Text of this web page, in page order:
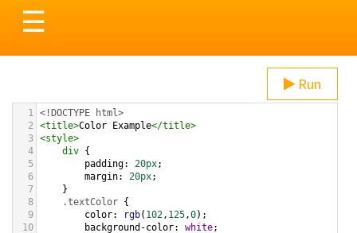
Toggle
navigation
☰
Run
1 <!DOCTYPE html>
2
<title>Color Example</title>
3 <style>
4
div {
5
padding: 20px;
6
margin: 20px;
7
}
8
.textColor {
9
color: rgb( 102, 125,0);
10
background-color: white;